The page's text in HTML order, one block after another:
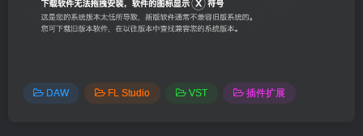
DAW FL Studio VST 插件扩展